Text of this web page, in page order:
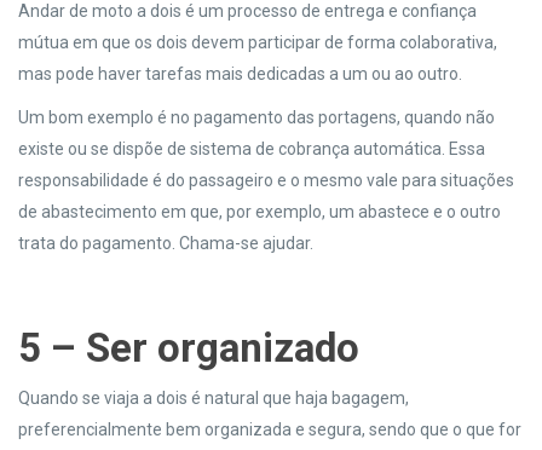
Andar de moto a dois é um processo de entrega e confiança
mútua em que os dois devem participar de forma colaborativa,
mas pode haver tarefas mais dedicadas a um ou ao outro.
Um bom exemplo é no pagamento das portagens, quando não
existe ou se dispõe de sistema de cobrança automática. Essa
responsabilidade é do passageiro e o mesmo vale para situações
de abastecimento em que, por exemplo, um abastece e o outro
trata do pagamento. Chama-se ajudar.
5 – Ser organizado
Quando se viaja a dois é natural que haja bagagem,
preferencialmente bem organizada e segura, sendo que o que for